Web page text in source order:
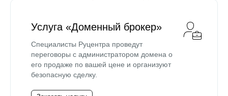
Услуга «Доменный брокер»
Специалисты Руцентра проведут
переговоры с администратором домена о
его продаже по вашей цене и организуют
безопасную сделку.